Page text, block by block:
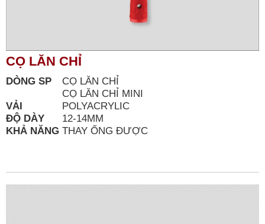
CỌ LĂN CHỈ
DÒNG SP
CỌ LĂN CHỈ
CỌ LĂN CHỈ MINI
VẢI
POLYACRYLIC
ĐỘ DÀY
12-14MM
KHẢ NĂNG THAY ỐNG ĐƯỢC